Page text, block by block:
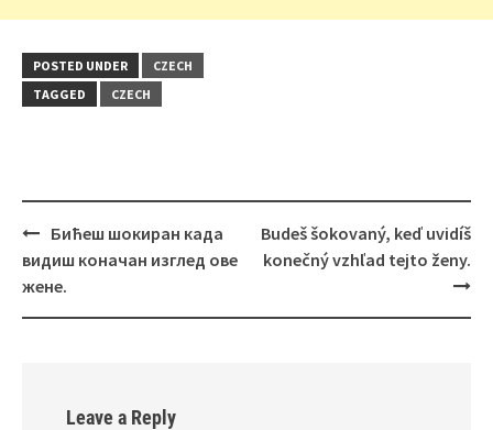
POSTED UNDER
CZECH
TAGGED
CZECH
Post
navigation
Бићеш шокиран када
видиш коначан изглед ове
жене.
Budeš šokovaný, keď uvidíš
konečný vzhľad tejto ženy.
Leave a Reply